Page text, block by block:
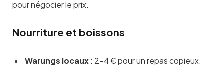
pour négocier le prix.
Nourriture et boissons
Warungs locaux : 2–4 € pour un repas copieux.